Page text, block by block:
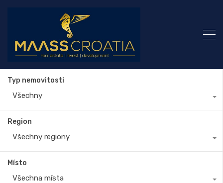
Typ nemovitosti
Všechny
Region
Všechny regiony
Místo
Všechna místa